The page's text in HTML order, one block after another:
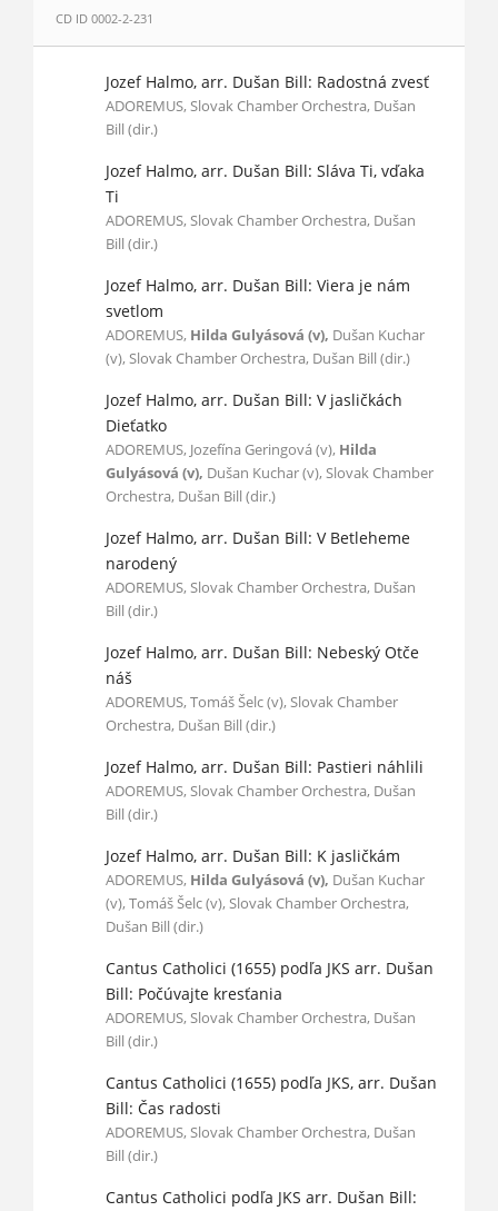
CD ID 0002-2-231
Jozef Halmo, arr. Dušan Bill: Radostná zvesť
ADOREMUS, Slovak Chamber Orchestra, Dušan
Bill (dir.)
Jozef Halmo, arr. Dušan Bill: Sláva Ti, vďaka
Ti
ADOREMUS, Slovak Chamber Orchestra, Dušan
Bill (dir.)
Jozef Halmo, arr. Dušan Bill: Viera je nám
svetlom
ADOREMUS, Hilda Gulyásová (v), Dušan Kuchar
(v), Slovak Chamber Orchestra, Dušan Bill (dir.)
Jozef Halmo, arr. Dušan Bill: V jasličkách
Dieťatko
ADOREMUS, Jozefína Geringová (v), Hilda
Gulyásová (v), Dušan Kuchar (v), Slovak Chamber
Orchestra, Dušan Bill (dir.)
Jozef Halmo, arr. Dušan Bill: V Betleheme
narodený
ADOREMUS, Slovak Chamber Orchestra, Dušan
Bill (dir.)
Jozef Halmo, arr. Dušan Bill: Nebeský Otče
náš
ADOREMUS, Tomáš Šelc (v), Slovak Chamber
Orchestra, Dušan Bill (dir.)
Jozef Halmo, arr. Dušan Bill: Pastieri náhlili
ADOREMUS, Slovak Chamber Orchestra, Dušan
Bill (dir.)
Jozef Halmo, arr. Dušan Bill: K jasličkám
ADOREMUS, Hilda Gulyásová (v), Dušan Kuchar
(v), Tomáš Šelc (v), Slovak Chamber Orchestra,
Dušan Bill (dir.)
Cantus Catholici (1655) podľa JKS arr. Dušan
Bill: Počúvajte kresťania
ADOREMUS, Slovak Chamber Orchestra, Dušan
Bill (dir.)
Cantus Catholici (1655) podľa JKS, arr. Dušan
Bill: Čas radosti
ADOREMUS, Slovak Chamber Orchestra, Dušan
Bill (dir.)
Cantus Catholici podľa JKS arr. Dušan Bill: